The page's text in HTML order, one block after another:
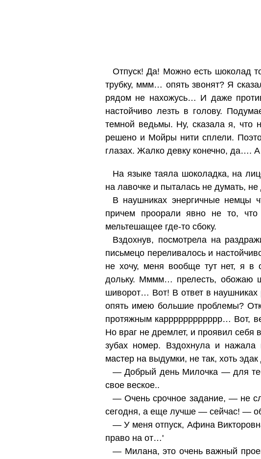
Отпуск! Да! Можно есть шоколад
трубку, ммм… опять звонят? Я
рядом не нахожусь… И даже
настойчиво лезть в голову.
темной ведьмы. Ну, сказала я, что
решено и Мойры нити сплели.
глазах. Жалко девку конечно, да….
На языке таяла шоколадка, на
на лавочке и пыталась не думать,
В наушниках энергичные немцы
причем проорали явно не то, что
мельтешащее где-то сбоку.
Вздохнув, посмотрела на
письмецо переливалось и
не хочу, меня вообще тут нет, я в
дольку. Мммм… прелесть, обожаю
шиворот… Вот! В ответ в
опять имею большие проблемы?
протяжным карррррррррррр… Вот,
Но враг не дремлет, и проявил себя
зубах номер. Вздохнула и нажала
мастер на выдумки, не так, хоть эдак
— Добрый день Милочка — для
свое веское..
— Очень срочное задание, — не
сегодня, а еще лучше — сейчас! —
— У меня отпуск, Афина
право на от…'
— Милана, это очень важный